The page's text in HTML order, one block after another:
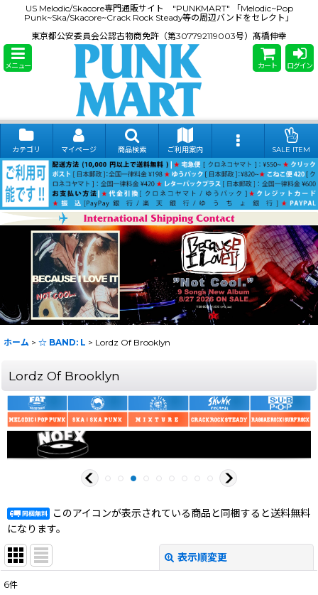
US Melodic/Skacore専門通販サイト "PUNKMART" 「Melodic~Pop
Punk~Ska/Skacore~Crack Rock Steady等の周辺バンドをセレクト」
東京都公安委員会公認古物商免許（第307792119003号）髙橋伸幸
メニュー カート ログイン
カテゴリ マイページ 商品検索 ご利用案内 SALE ITEM
ホーム > ☆ BAND: L > Lordz Of Brooklyn
Lordz Of Brooklyn
このアイコンが表示されている商品と同梱すると送料無料
になります。
表示順変更
6件